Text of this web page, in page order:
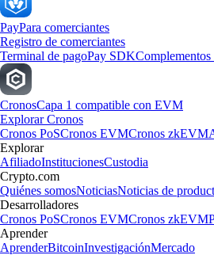
PayPara comerciantes
Registro de comerciantes
Terminal de pagoPay SDK
CronosCapa 1 compatible con EVM
Explorar Cronos
Cronos PoSCronos EVMCronos zkEVM
Explorar
AfiliadoInstitucionesCustodia
Crypto.com
Quiénes somosNoticiasNoticias de
Desarrolladores
Cronos PoSCronos EVMCronos zkEVM
Aprender
AprenderBitcoinInvestigaciónMercado